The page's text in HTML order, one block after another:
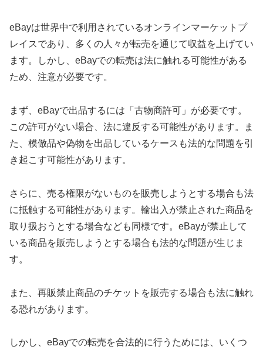
eBayは世界中で利用されているオンラインマーケットプ
レイスであり、多くの人々が転売を通じて収益を上げてい
ます。しかし、eBayでの転売は法に触れる可能性がある
ため、注意が必要です。
まず、eBayで出品するには「古物商許可」が必要です。
この許可がない場合、法に違反する可能性があります。ま
た、模倣品や偽物を出品しているケースも法的な問題を引
き起こす可能性があります。
さらに、売る権限がないものを販売しようとする場合も法
に抵触する可能性があります。輸出入が禁止された商品を
取り扱おうとする場合なども同様です。eBayが禁止して
いる商品を販売しようとする場合も法的な問題が生じま
す。
また、再販禁止商品のチケットを販売する場合も法に触れ
る恐れがあります。
しかし、eBayでの転売を合法的に行うためには、いくつ